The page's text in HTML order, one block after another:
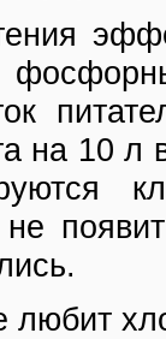
на 10 л
любит